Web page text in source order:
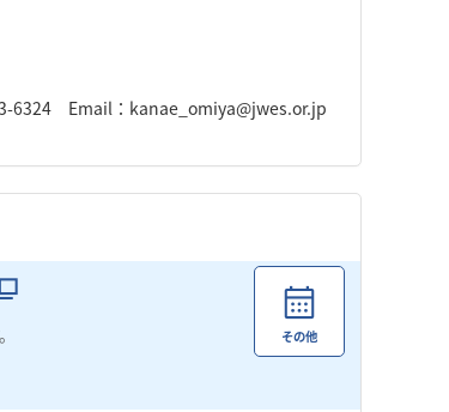
Email：kanae_omiya@jwes.or.jp
その他